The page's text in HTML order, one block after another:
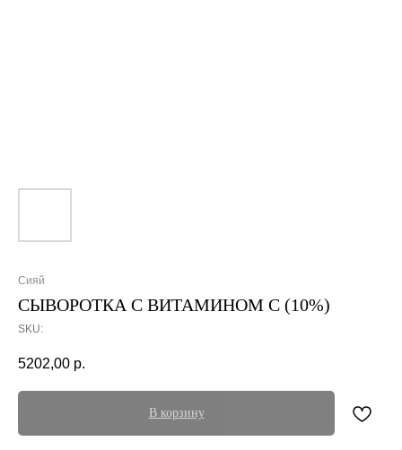
СЫВОРОТКА С ВИТАМИНОМ С (10%)
Сияй
SKU:
5202,00 р.
В корзину